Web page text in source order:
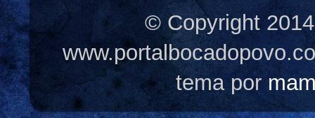
© Copyright
tema por